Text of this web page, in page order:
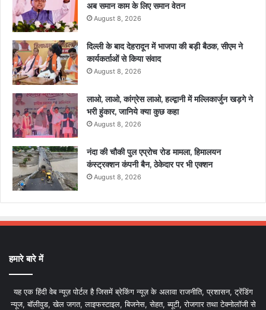
अब समान काम के लिए समान वेतन
August 8, 2026
दिल्ली के बाद देहरादून में भाजपा की बड़ी बैठक, सीएम ने
कार्यकर्ताओं से किया संवाद
August 8, 2026
लाओ, लाओ, कांग्रेस लाओ, हल्द्वानी में मल्लिकार्जुन खड़गे ने
भरी हुंकार, जानिये क्या कुछ कहा
August 8, 2026
नंदा की चौकी पुल एप्रोच रोड मामला, हिमालयन
कंस्ट्रक्शन कंपनी बैन, ठेकेदार पर भी एक्शन
August 8, 2026
हमारे बारे में
यह एक हिंदी वेब न्यूज़ पोर्टल है जिसमें ब्रेकिंग न्यूज़ के अलावा राजनीति, प्रशासन, ट्रेंडिंग
न्यूज, बॉलीवुड, खेल जगत, लाइफस्टाइल, बिजनेस, सेहत, ब्यूटी, रोजगार तथा टेक्नोलॉजी से